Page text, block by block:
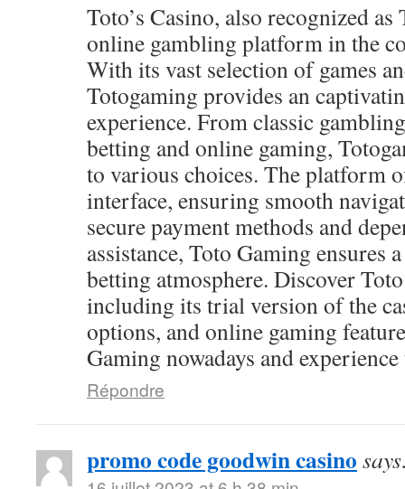
Toto’s Casino, also recognized
online gambling platform in the
With its vast selection of games
Totogaming provides an
experience. From classic
betting and online gaming,
to various choices. The platform
interface, ensuring smooth
secure payment methods and
assistance, Toto Gaming ensures
betting atmosphere. Discover
including its trial version of the
options, and online gaming
Gaming nowadays and
Répondre
promo code goodwin casino